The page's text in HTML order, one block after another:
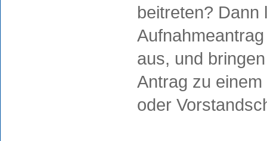
beitreten? Dann
aus, und
Antrag zu
oder